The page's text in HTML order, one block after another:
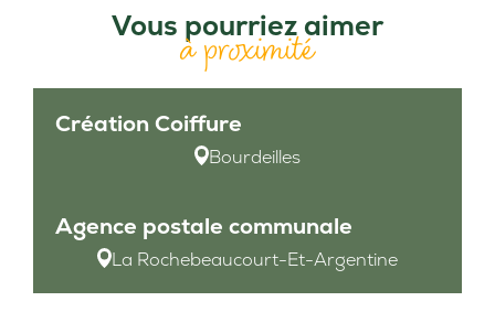
Vous pourriez aimer
à proximité
Création Coiffure
Bourdeilles
Agence postale communale
La Rochebeaucourt-Et-Argentine